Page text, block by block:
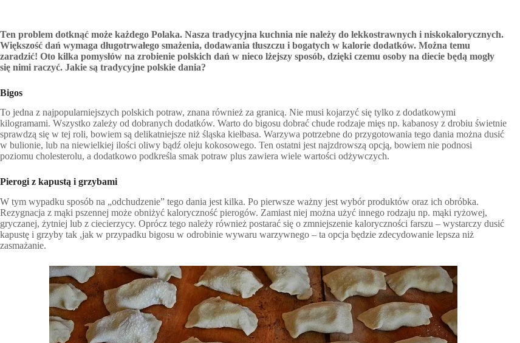
Ten problem dotknąć może każdego Polaka. Nasza tradycyjna kuchnia nie należy do lekkostrawnych i niskokalorycznych.
Większość dań wymaga długotrwałego smażenia, dodawania tłuszczu i bogatych w kalorie dodatków. Można temu
zaradzić! Oto kilka pomysłów na zrobienie polskich dań w nieco lżejszy sposób, dzięki czemu osoby na diecie będą mogły
się nimi raczyć. Jakie są tradycyjne polskie dania?
Bigos
To jedna z najpopularniejszych polskich potraw, znana również za granicą. Nie musi kojarzyć się tylko z dodatkowymi
kilogramami. Wszystko zależy od dobranych dodatków. Warto do bigosu dobrać chude rodzaje mięs np. kabanosy z drobiu świetnie
sprawdzą się w tej roli, bowiem są delikatniejsze niż śląska kiełbasa. Warzywa potrzebne do przygotowania tego dania można dusić
w bulionie, lub na niewielkiej ilości oliwy bądź oleju kokosowego. Ten ostatni jest najzdrowszą opcją, bowiem nie podnosi
poziomu cholesterolu, a dodatkowo podkreśla smak potraw plus zawiera wiele wartości odżywczych.
Pierogi z kapustą i grzybami
W tym wypadku sposób na „odchudzenie” tego dania jest kilka. Po pierwsze ważny jest wybór produktów oraz ich obróbka.
Rezygnacja z mąki pszennej może obniżyć kaloryczność pierogów. Zamiast niej można użyć innego rodzaju np. mąki ryżowej,
gryczanej, żytniej lub z ciecierzycy. Oprócz tego należy również postarać się o zmniejszenie kaloryczności farszu – wystarczy dusić
kapustę i grzyby tak ,jak w przypadku bigosu w odrobinie wywaru warzywnego – ta opcja będzie zdecydowanie lepsza niż
zasmażanie.